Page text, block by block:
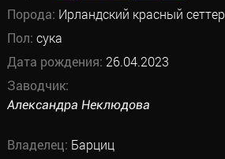
Порода: Ирландский красный сеттер
Пол: сука
Дата рождения: 26.04.2023
Заводчик:
Александра Неклюдова
Владелец: Барциц